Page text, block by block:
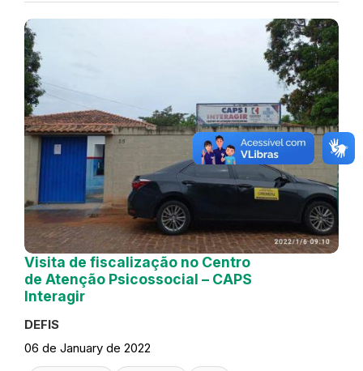
Visita de fiscalização no Centro
de Atenção Psicossocial – CAPS
Interagir
DEFIS
06 de January de 2022